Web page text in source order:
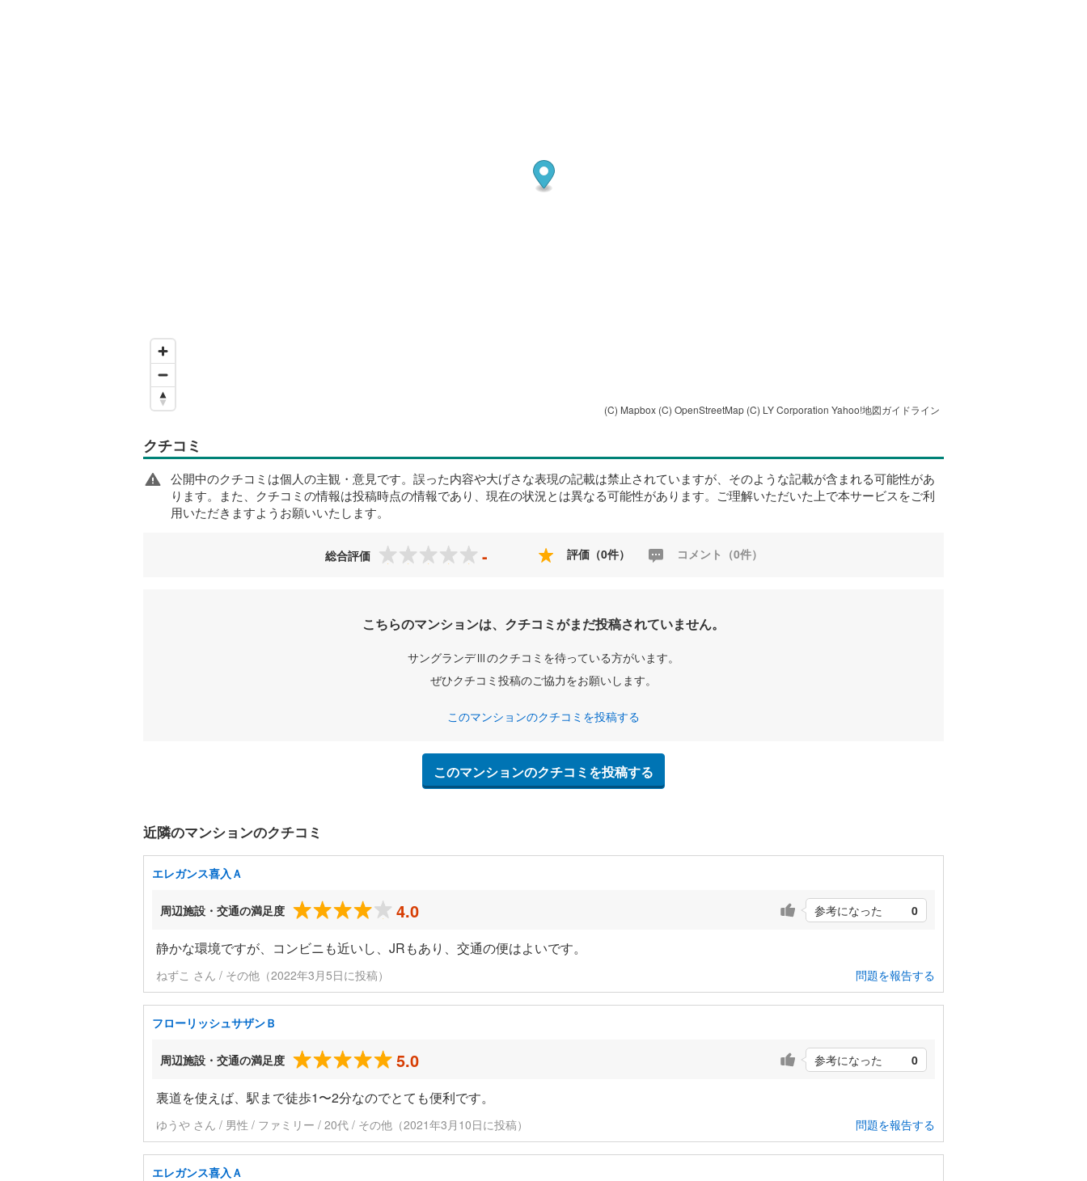
(C) Mapbox (C) OpenStreetMap (C) LY Corporation Yahoo!地図ガイドライン
クチコミ
公開中のクチコミは個人の主観・意見です。誤った内容や大げさな表現の記載は禁止されていますが、そのような記載が含まれる可能性があ
ります。また、クチコミの情報は投稿時点の情報であり、現在の状況とは異なる可能性があります。ご理解いただいた上で本サービスをご利
用いただきますようお願いいたします。
総合評価 - 評価（0件） コメント（0件）
こちらのマンションは、クチコミがまだ投稿されていません。
サングランデⅢのクチコミを待っている方がいます。
ぜひクチコミ投稿のご協力をお願いします。
このマンションのクチコミを投稿する
このマンションのクチコミを投稿する
近隣のマンションのクチコミ
エレガンス喜入Ａ
周辺施設・交通の満足度 4.0 参考になった 0
静かな環境ですが、コンビニも近いし、JRもあり、交通の便はよいです。
ねずこ さん / その他（2022年3月5日に投稿） 問題を報告する
フローリッシュサザンＢ
周辺施設・交通の満足度 5.0 参考になった 0
裏道を使えば、駅まで徒歩1〜2分なのでとても便利です。
ゆうや さん / 男性 / ファミリー / 20代 / その他（2021年3月10日に投稿） 問題を報告する
エレガンス喜入Ａ